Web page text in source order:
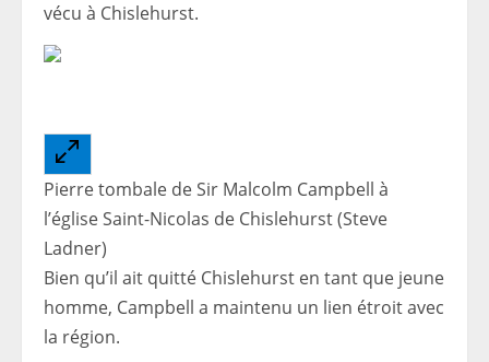
vécu à Chislehurst.
Pierre tombale de Sir Malcolm Campbell à
l’église Saint-Nicolas de Chislehurst (Steve
Ladner)
Bien qu’il ait quitté Chislehurst en tant que jeune
homme, Campbell a maintenu un lien étroit avec
la région.